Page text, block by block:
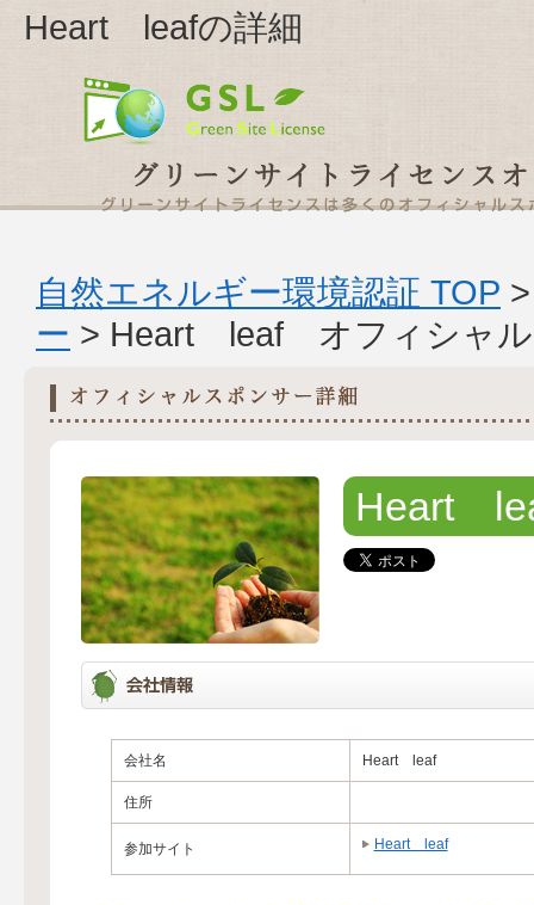
Heart leafの詳細
自然エネルギー環境認証 TOP
ー > Heart leaf オフィシャル
Heart
会社名 Heart leaf
住所
参加サイト Heart leaf